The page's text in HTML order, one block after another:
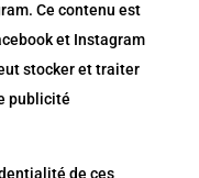
Ce contenu est
et Instagram
stocker et traiter
publicité
de ces